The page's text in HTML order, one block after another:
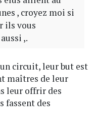
, croyez moi si
ils vous
,.
circuit, leur but est
maîtres de leur
leur offrir des
fassent des